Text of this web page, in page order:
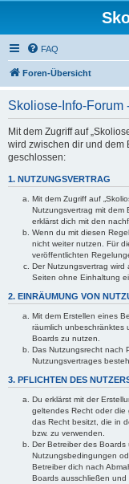
FAQ
Foren-Übersicht
Skoliose-Info-Forum
Mit dem Zugriff auf
wird zwischen dir und dem
geschlossen:
1. NUTZUNGSVERTRAG
Mit dem Zugriff auf
Nutzungsvertrag mit dem
erklärst dich mit den
Wenn du mit diesen
nicht weiter nutzen. Für
veröffentlichten
Der Nutzungsvertrag
Seiten ohne Einhaltung
2. EINRÄUMUNG VON
Mit dem Erstellen eines
räumlich unbeschränktes
Boards zu nutzen.
Das Nutzungsrecht nach
Nutzungsvertrages
3. PFLICHTEN DES
Du erklärst mit der
geltendes Recht oder die
das Recht besitzt, die in
bzw. zu verwenden.
Der Betreiber des
Nutzungsbedingungen
Betreiber dich nach
Boards ausschließen und